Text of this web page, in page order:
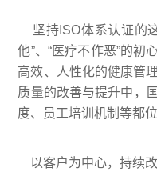
坚持ISO体系认证的
他”、“医疗不作恶”的初
高效、人性化的健康管
质量的改善与提升中，
度、员工培训机制等都
以客户为中心，持续